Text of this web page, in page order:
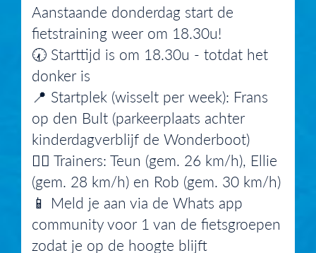
Aanstaande donderdag start de
fietstraining weer om 18.30u!
🕢 Starttijd is om 18.30u - totdat het
donker is
📍 Startplek (wisselt per week): Frans
op den Bult (parkeerplaats achter
kinderdagverblijf de Wonderboot)
🚴‍♀️ Trainers: Teun (gem. 26 km/h), Ellie
(gem. 28 km/h) en Rob (gem. 30 km/h)
📱 Meld je aan via de Whats app
community voor 1 van de fietsgroepen
zodat je op de hoogte blijft